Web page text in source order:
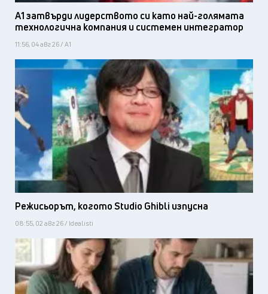
А1 затвърди лидерството си като най-голямата
технологична компания и системен интегратор
11:56, 04 авг 26 / А1
Режисьорът, когото Studio Ghibli изпусна
08:55, 02 авг 26 / Idealisti